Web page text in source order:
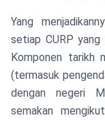
Yang
setiap CURP yang
Komponen tarikh
(termasuk
dengan negeri
semakan